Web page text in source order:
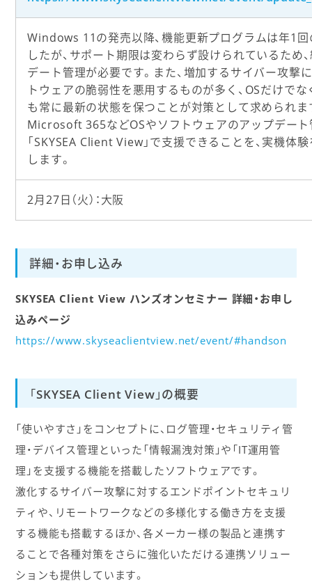
Windows 11の発売以降、機能更新プログラムは年1
したが、サポート期限は変わらず設けられているため
デート管理が必要です。また、増加するサイバー攻撃
トウェアの脆弱性を悪用するものが多く、OSだけで
も常に最新の状態を保つことが対策として求められ
Microsoft 365などOSやソフトウェアのアップデート
「SKYSEA Client View」で支援できることを、実機体
します。
2月27日（火）：大阪
詳細・お申し込み
SKYSEA Client View ハンズオンセミナー 詳細・お申し
込みページ
https://www.skyseaclientview.net/event/#handson
「SKYSEA Client View」の概要
「使いやすさ」をコンセプトに、ログ管理・セキュリティ管
理・デバイス管理といった「情報漏洩対策」や「IT運用管
理」を支援する機能を搭載したソフトウェアです。
激化するサイバー攻撃に対するエンドポイントセキュリ
ティや、リモートワークなどの多様化する働き方を支援
する機能も搭載するほか、各メーカー様の製品と連携す
ることで各種対策をさらに強化いただける連携ソリュー
ションも提供しています。